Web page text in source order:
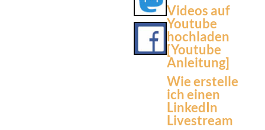
Videos auf
Youtube
hochladen
[Youtube
Anleitung]
Wie erstelle
ich einen
LinkedIn
Livestream